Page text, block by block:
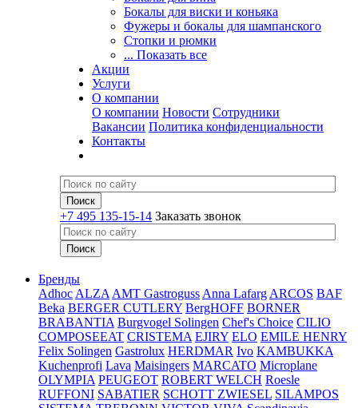
Бокалы для виски и коньяка
Фужеры и бокалы для шампанского
Стопки и рюмки
... Показать все
Акции
Услуги
О компании
О компании Новости Сотрудники
Вакансии Политика конфиденциальности
Контакты
+7 495 135-15-14 Заказать звонок
Бренды
Adhoc ALZA AMT Gastroguss Anna Lafarg ARCOS BAF
Beka BERGER CUTLERY BergHOFF BORNER
BRABANTIA Burgvogel Solingen Chef's Choice CILIO
COMPOSEEAT CRISTEMA EJIRY ELO EMILE HENRY
Felix Solingen Gastrolux HERDMAR Ivo KAMBUKKA
Kuchenprofi Lava Maisingers MARCATO Microplane
OLYMPIA PEUGEOT ROBERT WELCH Roesle
RUFFONI SABATIER SCHOTT ZWIESEL SILAMPOS